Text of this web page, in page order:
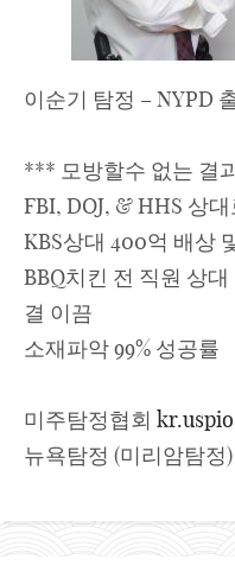
이순기 탐정 – NYPD
*** 모방할수 없는 결
FBI, DOJ, & HHS 상
KBS상대 400억 배상
BBQ치킨 전 직원 상
결 이끔
소재파악 99% 성공률
미주탐정협회
뉴욕탐정 (미리암탐정)